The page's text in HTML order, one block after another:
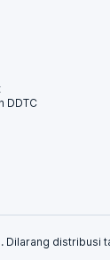
DDTC
Dilarang distribusi